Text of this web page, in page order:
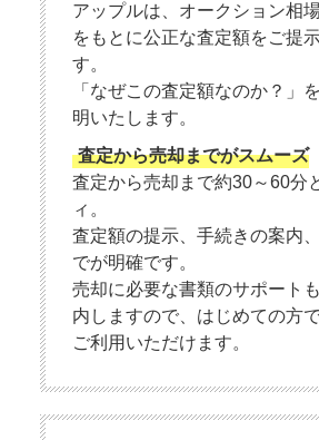
アップルは、オークション相
をもとに公正な査定額をご提
す。
「なぜこの査定額なのか？」
明いたします。
査定から売却までがスムーズ
査定から売却まで約30～60分
ィ。
査定額の提示、手続きの案内
でが明確です。
売却に必要な書類のサポート
内しますので、はじめての方
ご利用いただけます。